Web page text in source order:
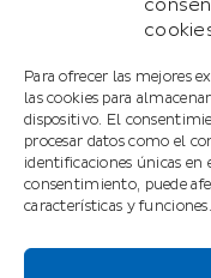
Para ofrecer las mejores
las cookies para
dispositivo. El
procesar datos como el
identificaciones únicas
consentimiento, puede
características y funciones.
La Fundación
Logística solidaria